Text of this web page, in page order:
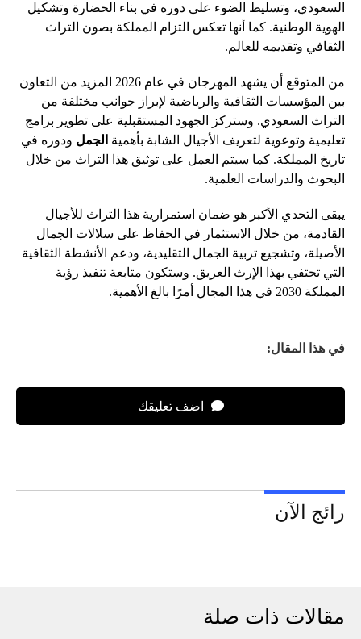
السعودي، وتسليط الضوء على دوره في بناء الحضارة وتشكيل
الهوية الوطنية. كما أنها تعكس التزام المملكة بصون التراث
الثقافي وتقديمه للعالم.
من المتوقع أن يشهد المهرجان في عام 2026 المزيد من التعاون
بين المؤسسات الثقافية والرياضية لإبراز جوانب مختلفة من
التراث السعودي. وستركز الجهود المستقبلية على تطوير برامج
تعليمية وتوعوية لتعريف الأجيال الشابة بأهمية الجمل ودوره في
تاريخ المملكة. كما سيتم العمل على توثيق هذا التراث من خلال
البحوث والدراسات العلمية.
يبقى التحدي الأكبر هو ضمان استمرارية هذا التراث للأجيال
القادمة، من خلال الاستثمار في الحفاظ على سلالات الجمال
الأصيلة، وتشجيع تربية الجمال التقليدية، ودعم الأنشطة الثقافية
التي تحتفي بهذا الإرث العريق. وستكون متابعة تنفيذ رؤية
المملكة 2030 في هذا المجال أمرًا بالغ الأهمية.
في هذا المقال:
اضف تعليقك
رائج الآن
مقالات ذات صلة